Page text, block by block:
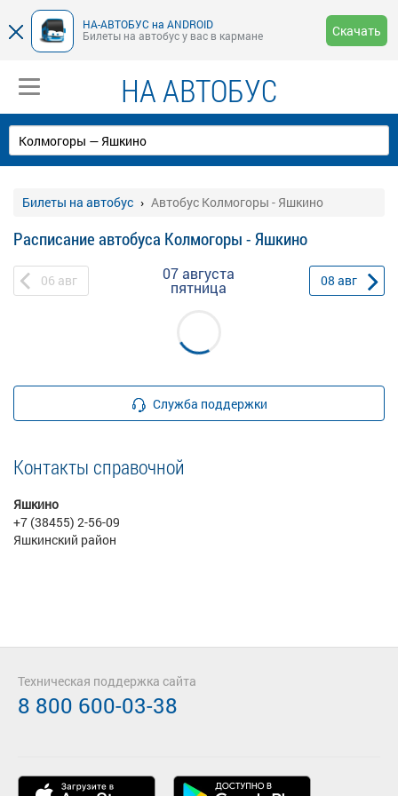
НА-АВТОБУС на ANDROID
Билеты на автобус у вас в кармане
Скачать
НА АВТОБУС
Билеты на автобус Автобус Колмогоры - Яшкино
Расписание автобуса Колмогоры - Яшкино
06 авг 07 августа
пятница 08 авг
Служба поддержки
Контакты справочной
Яшкино
+7 (38455) 2-56-09
Яшкинский район
Техническая поддержка сайта
8 800 600-03-38